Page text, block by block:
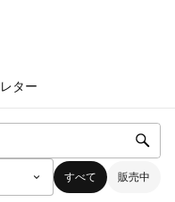
レター
すべて 販売中